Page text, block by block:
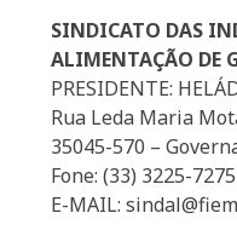
SINDICATO DAS
ALIMENTAÇÃO DE
PRESIDENTE:
Rua Leda Maria
35045-570 –
Fone: (33) 3225-7275
E-MAIL: